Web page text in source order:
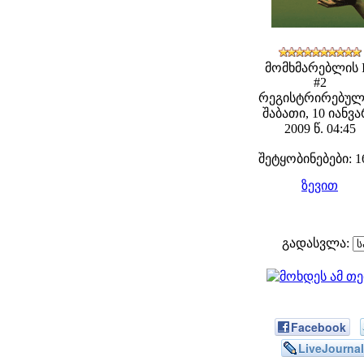
მომხმარებლის
#2
შაბათი, 10
2009 წ. 04:45
შეტყობინებები:
ზევით
გადასვლა:
Facebook
LiveJournal